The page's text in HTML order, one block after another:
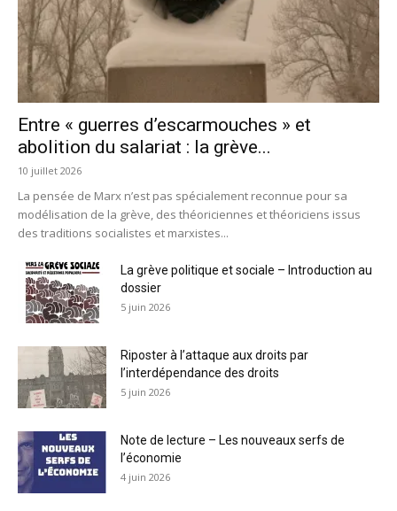
Entre « guerres d’escarmouches » et
abolition du salariat : la grève...
10 juillet 2026
La pensée de Marx n’est pas spécialement reconnue pour sa
modélisation de la grève, des théoriciennes et théoriciens issus
des traditions socialistes et marxistes...
La grève politique et sociale – Introduction au
dossier
5 juin 2026
Riposter à l’attaque aux droits par
l’interdépendance des droits
5 juin 2026
Note de lecture – Les nouveaux serfs de
l’économie
4 juin 2026